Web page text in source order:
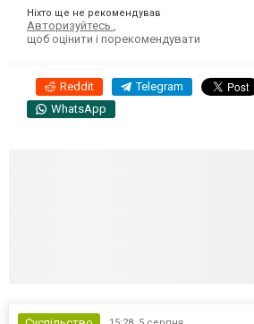
Ніхто ще не рекомендував
Авторизуйтесь ,
щоб оцінити і порекомендувати
Reddit Telegram
WhatsApp